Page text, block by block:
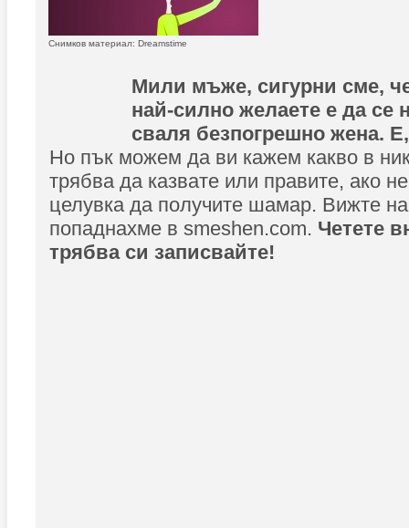
Снимков материал: Dreamstime
Мили мъже, сигурни сме,
най-силно желаете е да се
сваля безпогрешно жена.
Но пък можем да ви кажем какво в
трябва да казвате или правите, ако
целувка да получите шамар. Вижте
попаднахме в smeshen.com. Четете
трябва си записвайте!